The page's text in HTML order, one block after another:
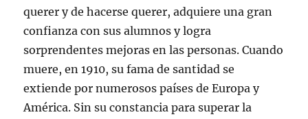
querer y de hacerse querer, adquiere una gran
confianza con sus alumnos y logra
sorprendentes mejoras en las personas. Cuando
muere, en 1910, su fama de santidad se
extiende por numerosos países de Europa y
América. Sin su constancia para superar la